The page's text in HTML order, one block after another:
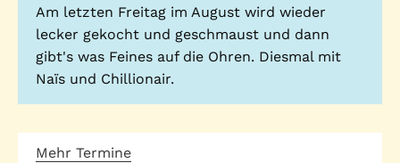
Am letzten Freitag im August wird wieder
lecker gekocht und geschmaust und dann
gibt's was Feines auf die Ohren. Diesmal mit
Naïs und Chillionair.
Mehr Termine